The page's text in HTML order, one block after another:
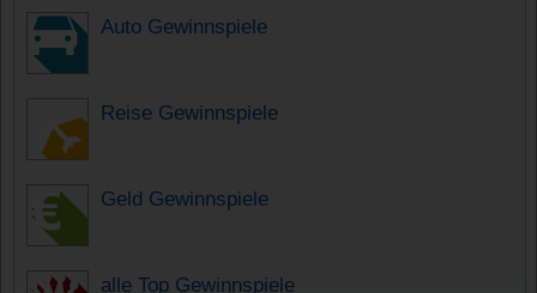
Auto Gewinnspiele
Reise Gewinnspiele
Geld Gewinnspiele
alle Top Gewinnspiele